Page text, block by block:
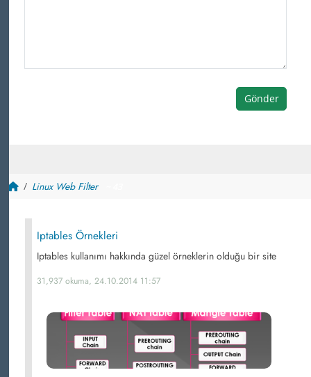
Gönder
Linux Web Filter
Iptables Örnekleri
Iptables kullanımı hakkında güzel örneklerin olduğu bir site
31,937 okuma, 24.10.2014 11:57